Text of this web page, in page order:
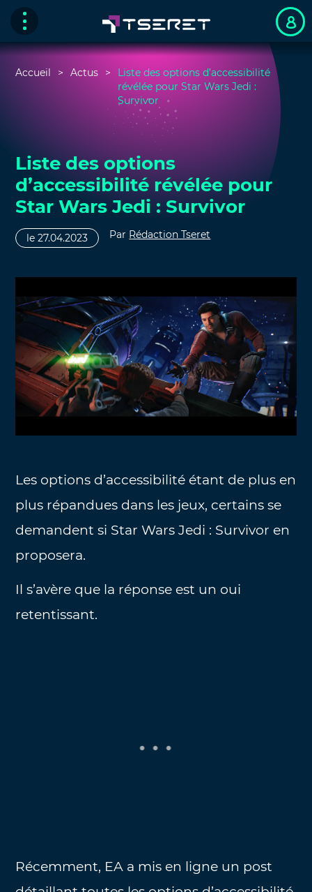
Accueil Actus
Liste des options d’accessibilité
révélée pour Star Wars Jedi :
Survivor
Liste des options
d’accessibilité révélée pour
Star Wars Jedi : Survivor
le 27.04.2023 Par Rédaction Tseret
Les options d’accessibilité étant de plus en
plus répandues dans les jeux, certains se
demandent si Star Wars Jedi : Survivor en
proposera.
Il s’avère que la réponse est un oui
retentissant.
Récemment, EA a mis en ligne un post